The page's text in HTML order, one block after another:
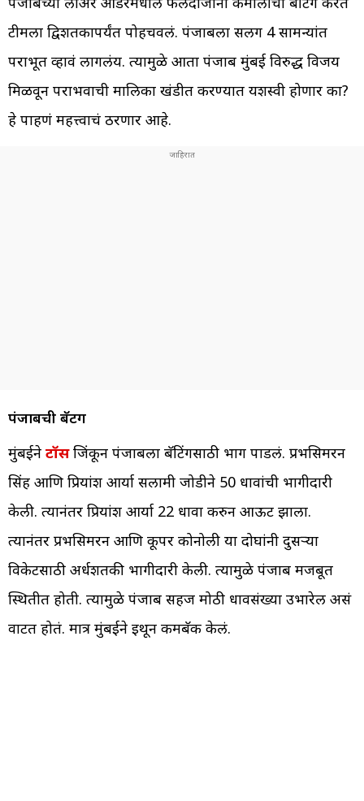
टीमला द्विशतकापर्यंत पोहचवलं. पंजाबला सलग 4 सामन्यांत
पराभूत व्हावं लागलंय. त्यामुळे आता पंजाब मुंबई विरुद्ध विजय
मिळवून पराभवाची मालिका खंडीत करण्यात यशस्वी होणार का?
हे पाहणं महत्त्वाचं ठरणार आहे.
पंजाबची बॅटिंग
मुंबईने टॉसजिंकून पंजाबला बॅटिंगसाठी भाग पाडलं. प्रभसिमरन
सिंह आणि प्रियांश आर्या सलामी जोडीने 50 धावांची भागीदारी
केली. त्यानंतर प्रियांश आर्या 22 धावा करुन आऊट झाला.
त्यानंतर प्रभसिमरन आणि कूपर कोनोली या दोघांनी दुसऱ्या
विकेटसाठी अर्धशतकी भागीदारी केली. त्यामुळे पंजाब मजबूत
स्थितीत होती. त्यामुळे पंजाब सहज मोठी धावसंख्या उभारेल असं
वाटत होतं. मात्र मुंबईने इथून कमबॅक केलं.